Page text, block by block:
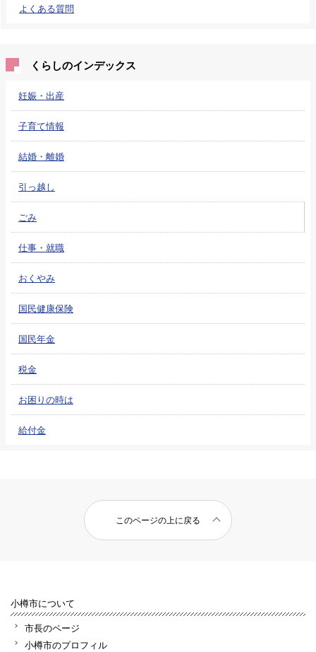
よくある質問
くらしのインデックス
妊娠・出産
子育て情報
結婚・離婚
引っ越し
ごみ
仕事・就職
おくやみ
国民健康保険
国民年金
税金
お困りの時は
給付金
このページの上に戻る
小樽市について
市長のページ
小樽市のプロフィル